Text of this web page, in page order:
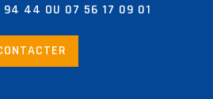
44 OU 07 56 17 09 01